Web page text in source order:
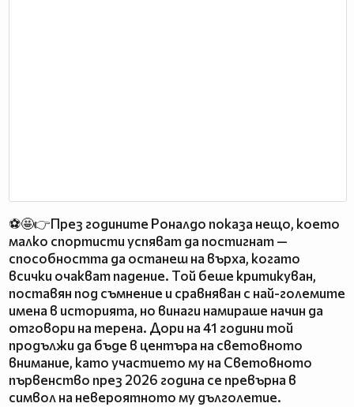
⚽🤩👉През годините Роналдо показа нещо, което
малко спортисти успяват да постигнат —
способността да останеш на върха, когато
всички очакват падение. Той беше критикуван,
поставян под съмнение и сравняван с най-големите
имена в историята, но винаги намираше начин да
отговори на терена. Дори на 41 години той
продължи да бъде в центъра на световното
внимание, като участието му на Световното
първенство през 2026 година се превърна в
символ на невероятното му дълголетие.